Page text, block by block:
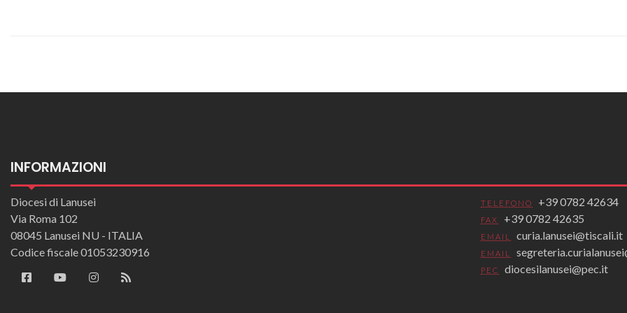
INFORMAZIONI
Diocesi di Lanusei
Via Roma 102
08045 Lanusei NU - ITALIA
Codice fiscale 01053230916
TELEFONO +39 0782 42634
FAX +39 0782 42635
EMAIL curia.lanusei@tiscali.it
EMAIL
PEC diocesilanusei@pec.it